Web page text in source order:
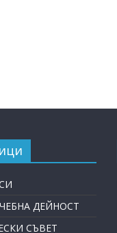
ДЕЙНОСТ
СЪВЕТ